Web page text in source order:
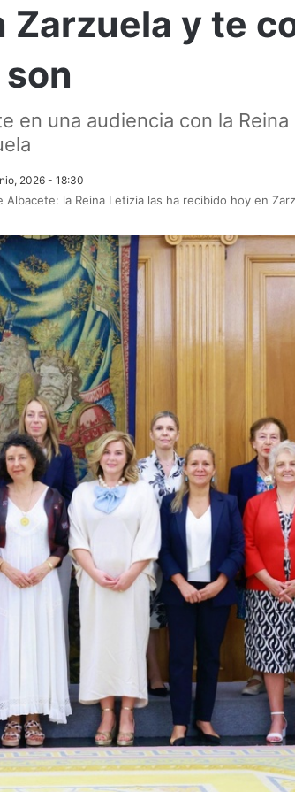
Zarzuela y te
en una audiencia con la
2026 - 18:30
la Reina Letizia las ha recibido hoy en